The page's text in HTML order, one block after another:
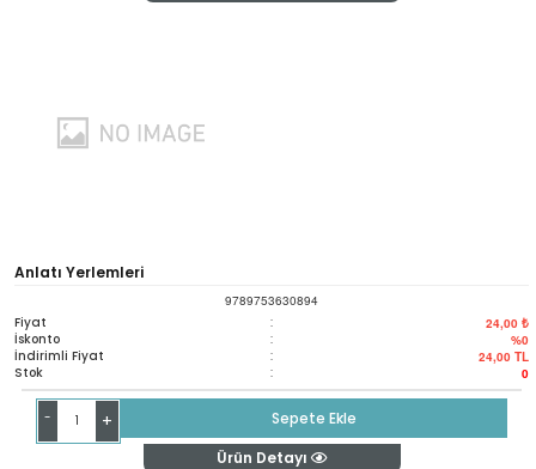
Anlatı Yerlemleri
9789753630894
Fiyat : 24,00 ₺
İskonto : %0
İndirimli Fiyat : 24,00 TL
Stok : 0
- +
Sepete Ekle
Ürün Detayı